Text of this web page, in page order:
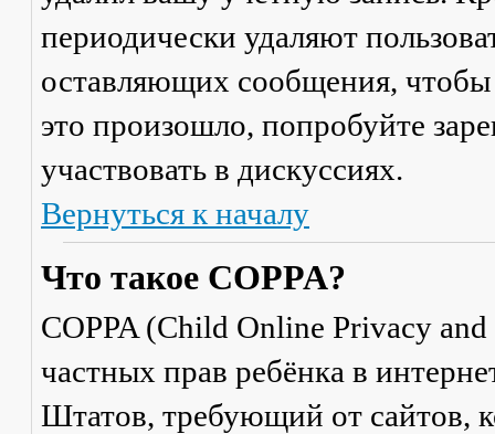
периодически удаляют
оставляющих сообщения,
это произошло, попробуйте
участвовать в дискуссиях.
Вернуться к началу
Что такое COPPA?
COPPA (Child Online Privacy
частных прав ребёнка в
Штатов, требующий от сайтов,